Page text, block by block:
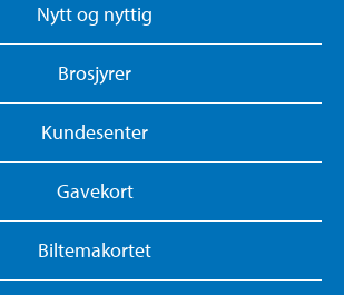
Nytt og nyttig
Brosjyrer
Kundesenter
Gavekort
Biltemakortet